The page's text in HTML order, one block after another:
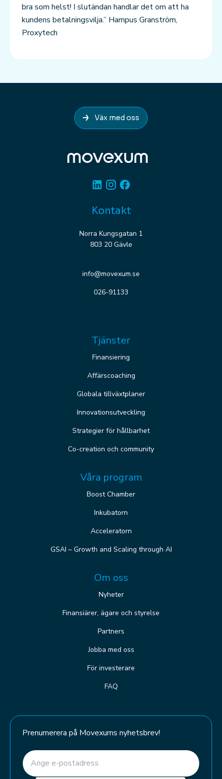
bra som helst! I slutändan handlar det om att ha
kundens betalningsvilja.” Hampus Granström,
Proxytech
Väx med oss
LinkedinInstagram
Kontakt
Norra Kungsgatan 1
803 20 Gävle
info@movexum.se
026-91133
Tjänster
Finansiering
Affärscoaching
Globala tillväxtplaner
Innovationsutveckling
Strategier för hållbarhet
Co-creation och community
Våra program
Boost Chamber
Inkubatorn
Acceleratorn
GSAI – Growth and Scaling through AI
Om oss
Nyheter
Finansiärer, ägare och styrelse
Partners
Jobba med oss
För investerare
FAQ
Prenumerera på Movexums nyhetsbrev!
E-post